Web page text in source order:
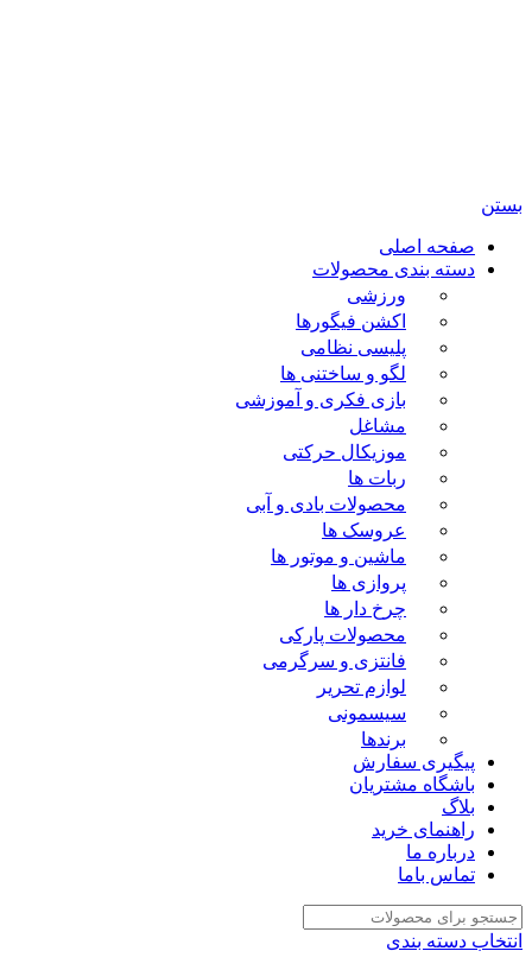
بستن
صفحه اصلی
دسته بندی محصولات
ورزشی
اکشن فیگورها
پلیسی نظامی
لگو و ساختنی ها
بازی فکری و آموزشی
مشاغل
موزیکال حرکتی
ربات ها
محصولات بادی و آبی
عروسک ها
ماشین و موتور ها
پروازی ها
چرخ دار ها
محصولات پارکی
فانتزی و سرگرمی
لوازم تحریر
سیسمونی
برندها
پیگیری سفارش
باشگاه مشتریان
بلاگ
راهنمای خرید
درباره ما
تماس باما
انتخاب دسته بندی